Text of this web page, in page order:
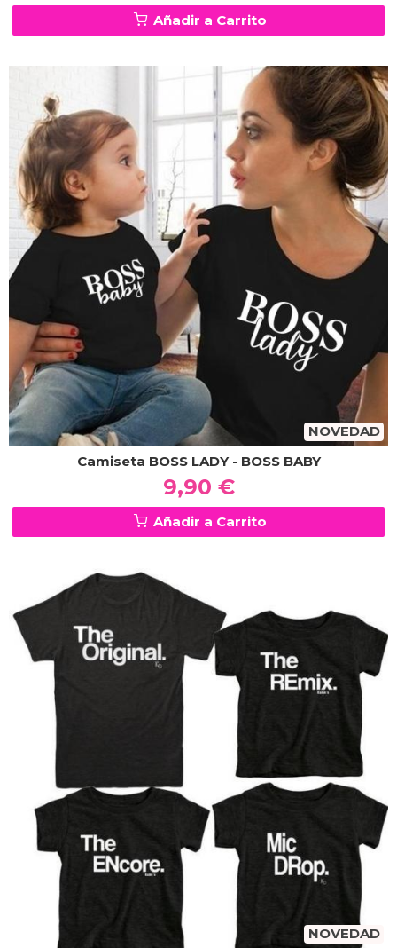
Añadir a Carrito
NOVEDAD
Camiseta BOSS LADY - BOSS BABY
9,90 €
Añadir a Carrito
NOVEDAD